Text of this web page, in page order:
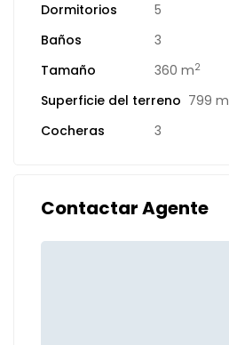
Dormitorios
5
Baños
3
Tamaño
360 m2
Superficie del terreno 799 m
Cocheras 3
Contactar Agente